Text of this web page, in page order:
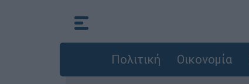
Πολιτική Οικονομία